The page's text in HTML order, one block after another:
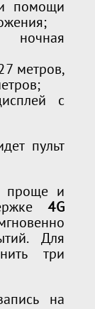
помощи
ночная
метров,
с
пульт
проще и
4G
Для
три
на